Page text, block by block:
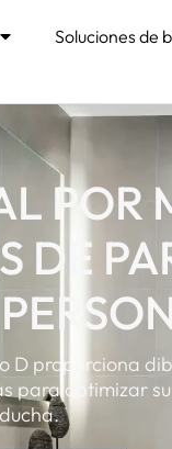
Soluciones de
POR
DE
D proporciona
para optimizar